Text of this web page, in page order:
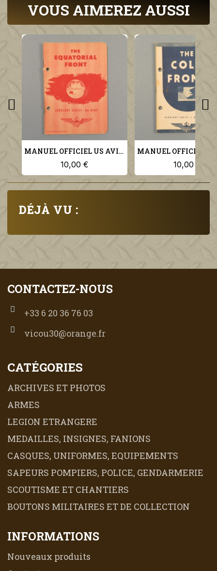
DÉJÀ VU :
VOUS AIMEREZ AUSSI
MANUEL OFFICIEL US AVIATION PILOTE THE EQUATORIAL FRONT US NAVY AEROLOGY SERIES N°9
10,00 € 10,00 €
CONTACTEZ-NOUS
+33 6 20 36 76 03
vicou30@orange.fr
CATÉGORIES
ARCHIVES ET PHOTOS
ARMES
LEGION ETRANGERE
MEDAILLES, INSIGNES, FANIONS
CASQUES, UNIFORMES, EQUIPEMENTS
SAPEURS POMPIERS, POLICE, GENDARMERIE
SCOUTISME ET CHANTIERS
BOUTONS MILITAIRES ET DE COLLECTION
INFORMATIONS
Nouveaux produits